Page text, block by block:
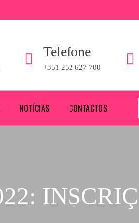
Telefone
+351 252 627 700
NOTÍCIAS CONTACTOS